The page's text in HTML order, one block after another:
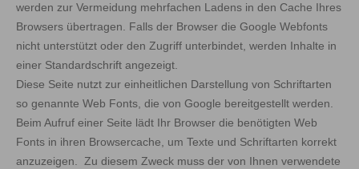
werden zur Vermeidung mehrfachen Ladens in den Cache Ihres
Browsers übertragen. Falls der Browser die Google Webfonts
nicht unterstützt oder den Zugriff unterbindet, werden Inhalte in
einer Standardschrift angezeigt.
Diese Seite nutzt zur einheitlichen Darstellung von Schriftarten
so genannte Web Fonts, die von Google bereitgestellt werden.
Beim Aufruf einer Seite lädt Ihr Browser die benötigten Web
Fonts in ihren Browsercache, um Texte und Schriftarten korrekt
anzuzeigen. Zu diesem Zweck muss der von Ihnen verwendete